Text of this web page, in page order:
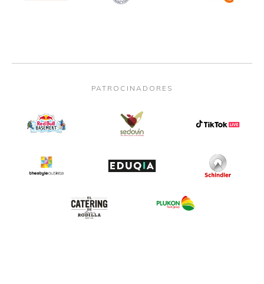
PATROCINADORES